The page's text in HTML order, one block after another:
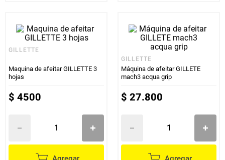
GILLETTE
Maquina de afeitar GILLETTE 3
hojas
$ 4500
GILLETTE
Máquina de afeitar GILLETE
mach3 acqua grip
$ 27.800